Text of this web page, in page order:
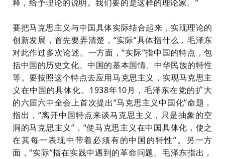
释，给予理论的说明。我们要的是这样的理论家。”
要把马克思主义与中国具体实际结合起来，实现理论的
创新发展，首先要弄清楚， “实际”具体指什么，毛泽东
对此作过多次论述。一方面，“实际”指中国的特点，包
括中国的历史文化、中国的基本国情、中华民族的特性
等。要按照这个特点去应用马克思主义，实现马克思主
义在中国的具体化。1938年10月，毛泽东在党的扩大
的六届六中全会上首次提出“马克思主义中国化”命题，
指出，“离开中国特点来谈马克思主义，只是抽象的空
洞的马克思主义”，“使马克思主义在中国具体化，使之
在其每一表现中带着必须有的中国的特性”。另一方
面，“实际”指在实践中遇到的革命问题。毛泽东指出，